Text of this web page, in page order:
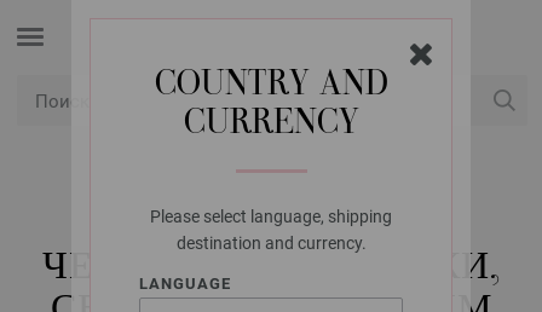
COUNTRY AND
CURRENCY
Please select language, shipping
destination and currency.
LANGUAGE
LANA GROSSA
ЧЕХОЛ ДЛЯ ПОДУШКИ,